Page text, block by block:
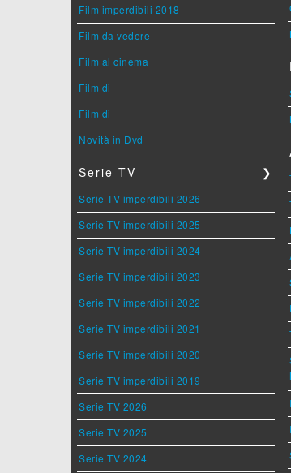
Film imperdibili 2018
Film da vedere
Film al cinema
Film di
Film di
Novità in Dvd
Serie TV ❯
Serie TV imperdibili 2026
Serie TV imperdibili 2025
Serie TV imperdibili 2024
Serie TV imperdibili 2023
Serie TV imperdibili 2022
Serie TV imperdibili 2021
Serie TV imperdibili 2020
Serie TV imperdibili 2019
Serie TV 2026
Serie TV 2025
Serie TV 2024